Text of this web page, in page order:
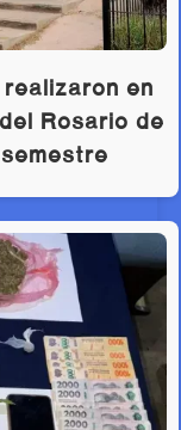
en
Rosario de